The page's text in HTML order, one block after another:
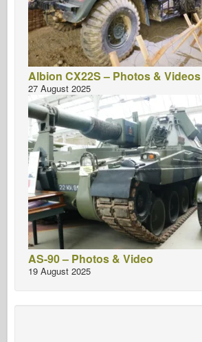
Albion CX22S – Photos & Videos
27 August 2025
AS-90 – Photos & Video
19 August 2025